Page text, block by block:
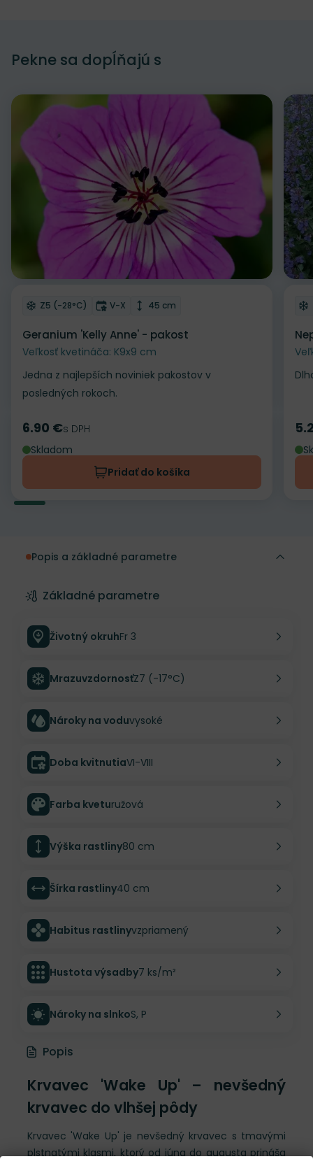
Pekne sa dopĺňajú s
Odober do zoznamu želaní
Mrazuvzdornosť
Z5 (-28°C) Doba kvitnutia
V-X Výška rastliny
45 cm
Geranium 'Kelly Anne' - pakost
Veľkosť kvetináča: K9x9 cm
Jedna z najlepších noviniek pakostov v
posledných rokoch.
Cena
6.90 €s DPH
Skladom
Pridať do košíka
Popis a základné parametre
Základné parametre
Životný okruhFr 3
MrazuvzdornosťZ7 (-17°C)
Nároky na voduvysoké
Doba kvitnutiaVI-VIII
Farba kveturužová
Výška rastliny80 cm
Šírka rastliny40 cm
Habitus rastlinyvzpriamený
Hustota výsadby7 ks/m²
Nároky na slnkoS, P
Popis
Krvavec 'Wake Up' – nevšedný
krvavec do vlhšej pôdy
Krvavec 'Wake Up' je nevšedný krvavec s tmavými
plstnatými klasmi, ktorý od júna do augusta prináša